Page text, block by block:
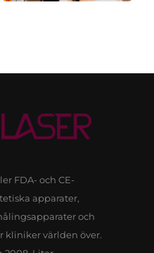
FDA- och CE-
apparater,
och
kliniker världen över.